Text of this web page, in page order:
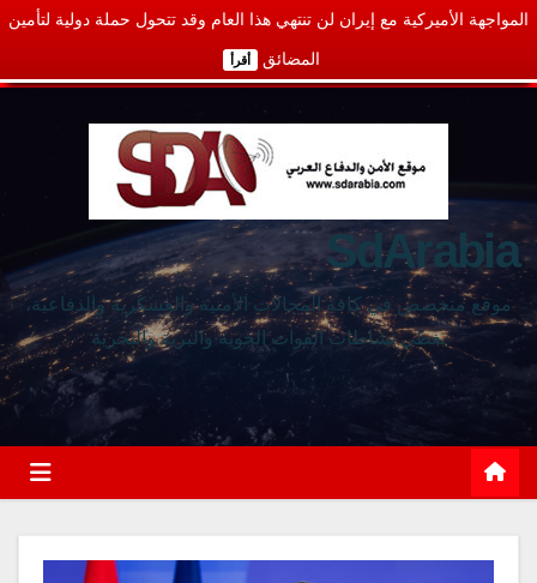
المواجهة الأميركية مع إيران لن تنتهي هذا العام وقد تتحول حملة دولية لتأمين
المضائق أقرأ
SdArabia
موقع متخصص في كافة المجالات الأمنية والعسكرية والدفاعية،
يغطي نشاطات القوات الجوية والبرية والبحرية